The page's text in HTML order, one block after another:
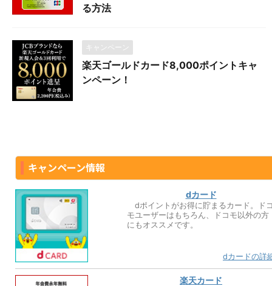
る方法
キャンペーン
楽天ゴールドカード8,000ポイントキャ
ンペーン！
キャンペーン情報
dカード
dポイントがお得に貯まるカード。ド
モユーザーはもちろん、ドコモ以外の方
にもオススメです。
dカードの詳
楽天カード